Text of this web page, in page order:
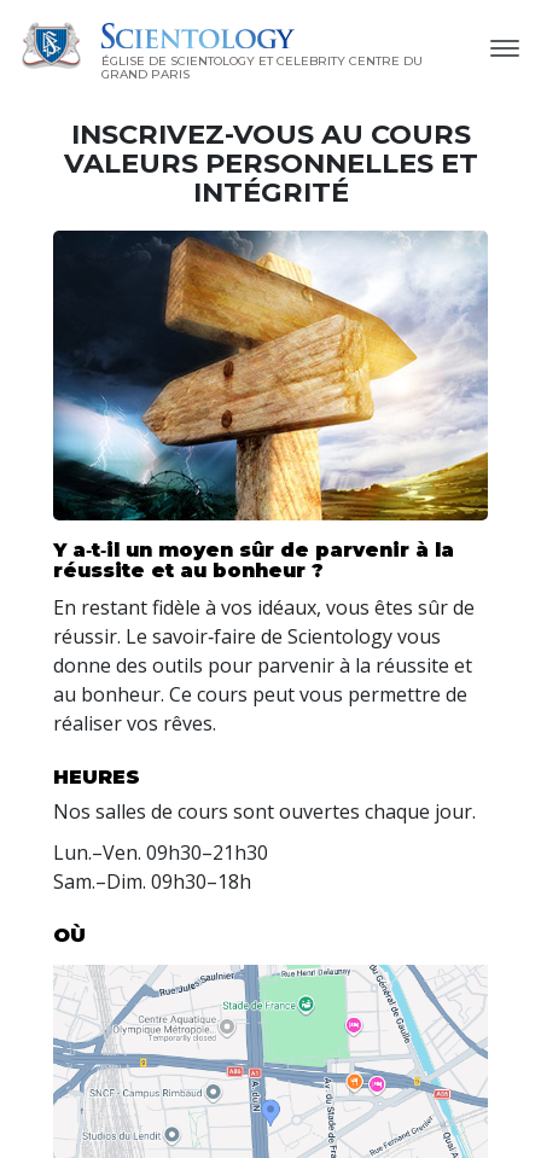
ÉGLISE DE SCIENTOLOGY ET CELEBRITY CENTRE DU
GRAND PARIS
INSCRIVEZ-VOUS AU COURS
VALEURS PERSONNELLES ET
INTÉGRITÉ
Y a‑t‑il un moyen sûr de parvenir à la
réussite et au bonheur ?
En restant fidèle à vos idéaux, vous êtes sûr de
réussir. Le savoir‑faire de Scientology vous
donne des outils pour parvenir à la réussite et
au bonheur. Ce cours peut vous permettre de
réaliser vos rêves.
HEURES
Nos salles de cours sont ouvertes chaque jour.
Lun.–Ven. 09h30–21h30
Sam.–Dim. 09h30–18h
OÙ